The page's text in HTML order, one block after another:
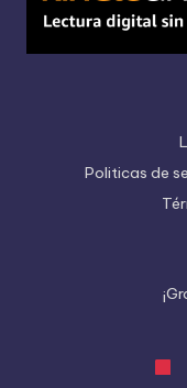
Politicas de
¡Gr